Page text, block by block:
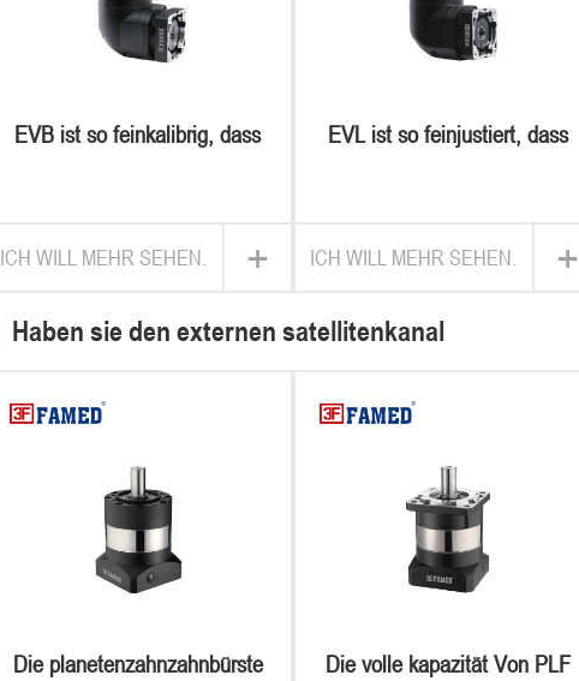
EVB ist so feinkalibrig, dass
+
ICH WILL MEHR SEHEN.
EVL ist so feinjustiert, dass
+
ICH WILL MEHR SEHEN.
Haben sie den externen satellitenkanal
Die planetenzahnzahnbürste Die volle kapazität Von PLF